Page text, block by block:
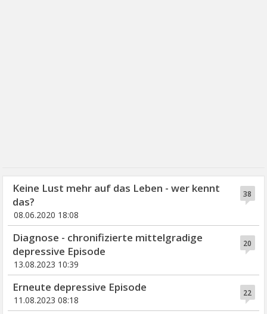
38
Keine Lust mehr auf das Leben - wer kennt
das?
08.06.2020 18:08
20
Diagnose - chronifizierte mittelgradige
depressive Episode
13.08.2023 10:39
22
Erneute depressive Episode
11.08.2023 08:18